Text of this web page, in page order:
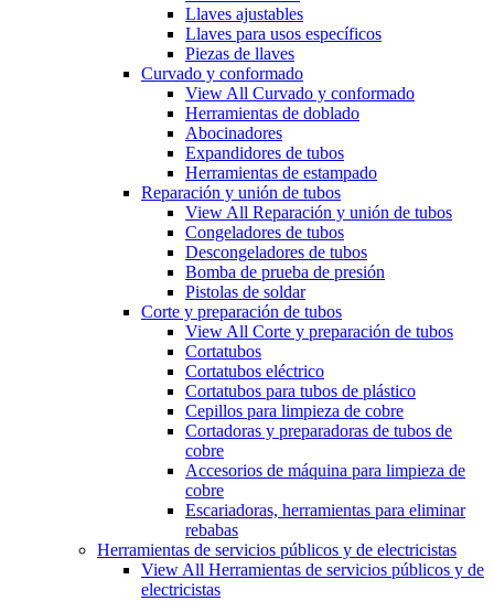
Llaves ajustables
Llaves para usos específicos
Piezas de llaves
Curvado y conformado
View All Curvado y conformado
Herramientas de doblado
Abocinadores
Expandidores de tubos
Herramientas de estampado
Reparación y unión de tubos
View All Reparación y unión de tubos
Congeladores de tubos
Descongeladores de tubos
Bomba de prueba de presión
Pistolas de soldar
Corte y preparación de tubos
View All Corte y preparación de tubos
Cortatubos
Cortatubos eléctrico
Cortatubos para tubos de plástico
Cepillos para limpieza de cobre
Cortadoras y preparadoras de tubos de
cobre
Accesorios de máquina para limpieza de
cobre
Escariadoras, herramientas para eliminar
rebabas
Herramientas de servicios públicos y de electricistas
View All Herramientas de servicios públicos y de
electricistas